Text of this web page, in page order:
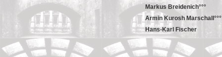
Markus Breidenich°°°
Armin Kurosh Marschall°°°
Hans-Karl Fischer